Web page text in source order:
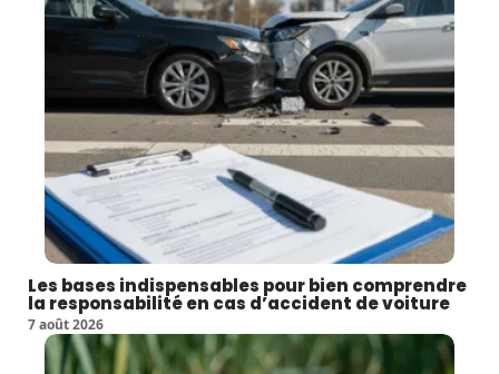
Les bases indispensables pour bien comprendre
la responsabilité en cas d’accident de voiture
7 août 2026